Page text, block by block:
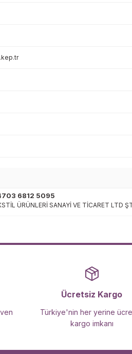
6812 5095
ÜRÜNLERİ SANAYİ VE TİCARET LTD
Ücretsiz Kargo
Türkiye'nin her yerine
kargo imkanı